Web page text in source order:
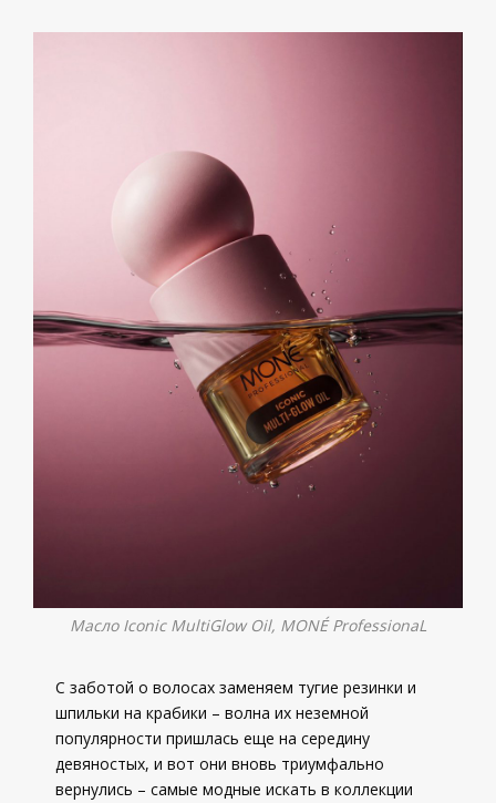
Масло Iconic MultiGlow Oil, MONÉ ProfessionaL
С заботой о волосах заменяем тугие резинки и
шпильки на крабики – волна их неземной
популярности пришлась еще на середину
девяностых, и вот они вновь триумфально
вернулись – самые модные искать в коллекции